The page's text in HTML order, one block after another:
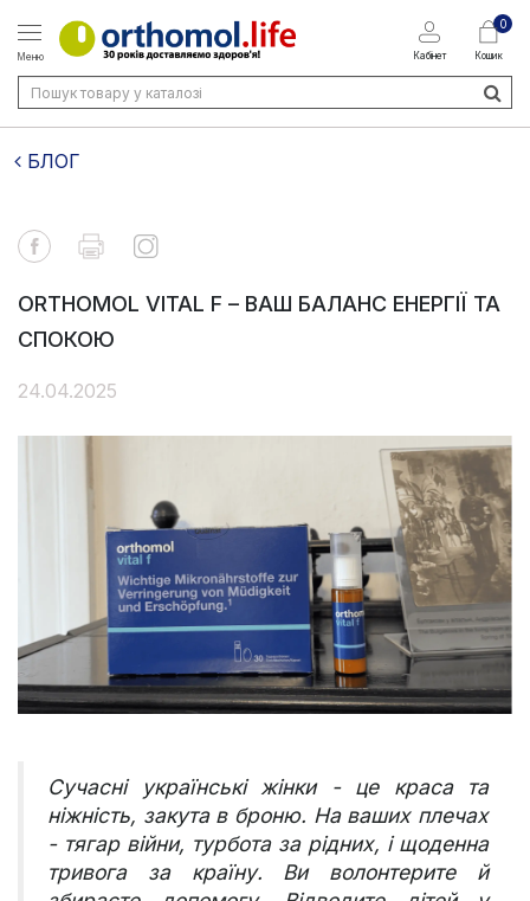
Меню Кабінет
0
Кошик
БЛОГ
ORTHOMOL VITAL F – ВАШ БАЛАНС ЕНЕРГІЇ ТА
СПОКОЮ
24.04.2025
Сучасні українські жінки - це краса та
ніжність, закута в броню. На ваших плечах
- тягар війни, турбота за рідних, і щоденна
тривога за країну. Ви волонтерите й